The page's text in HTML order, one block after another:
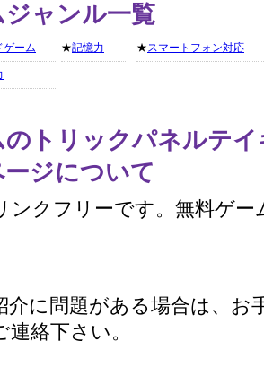
ジャンル一覧
ゲーム ★記憶力 ★スマートフォン対応
のトリックパネル
ジについて
ンクフリーです。無料ゲー
介に問題がある場合は、お
連絡下さい。